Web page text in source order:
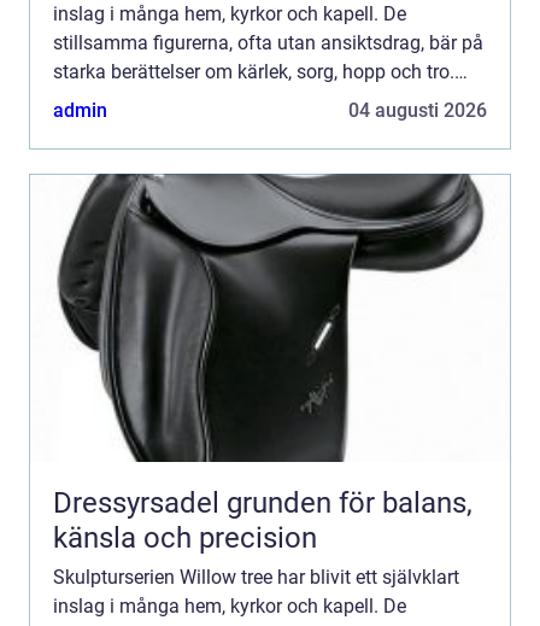
inslag i många hem, kyrkor och kapell. De
stillsamma figurerna, ofta utan ansiktsdrag, bär på
starka berättelser om kärlek, sorg, hopp och tro.
Genom små geste...
admin 04 augusti 2026
Dressyrsadel grunden för balans,
känsla och precision
Skulpturserien Willow tree har blivit ett självklart
inslag i många hem, kyrkor och kapell. De